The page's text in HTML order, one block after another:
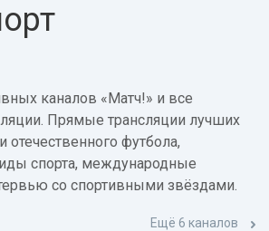
каналов «Матч!» и все
Прямые трансляции лучших
отечественного футбола,
спорта, международные
со спортивными звёздами.
Ещё 6 каналов